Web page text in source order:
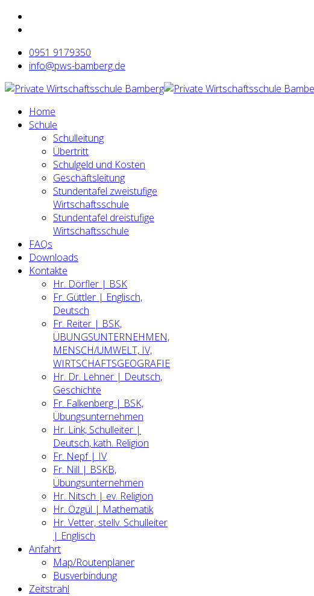
0951 9179350
info@pws-bamberg.de
Home
Schule
Schulleitung
Übertritt
Schulgeld und Kosten
Geschäftsleitung
Stundentafel zweistufige
Wirtschaftsschule
Stundentafel dreistufige
Wirtschaftsschule
FAQs
Downloads
Kontakte
Hr. Dörfler | BSK
Fr. Güttler | Englisch,
Deutsch
Fr. Reiter | BSK,
ÜBUNGSUNTERNEHMEN,
MENSCH/UMWELT, IV,
WIRTSCHAFTSGEOGRAFIE
Hr. Dr. Lehner | Deutsch,
Geschichte
Fr. Falkenberg | BSK,
Übungsunternehmen
Hr. Link, Schulleiter |
Deutsch, kath. Religion
Fr. Nepf | IV
Fr. Nill | BSKB,
Übungsunternehmen
Hr. Nitsch | ev. Religion
Hr. Özgül | Mathematik
Hr. Vetter, stellv. Schulleiter
| Englisch
Anfahrt
Map/Routenplaner
Busverbindung
Zeitstrahl